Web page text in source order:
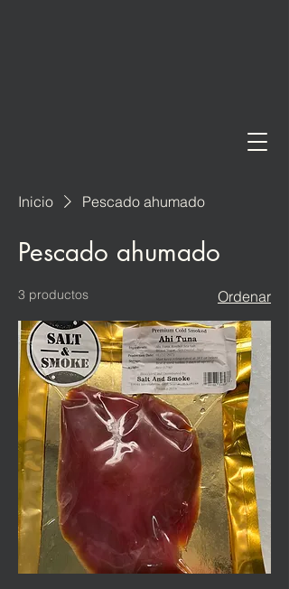
Inicio Pescado ahumado
Pescado ahumado
3 productos Ordenar